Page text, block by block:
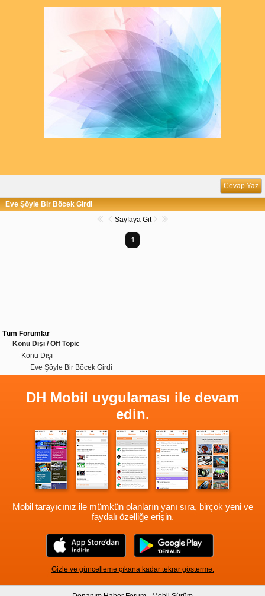
Cevap Yaz
Eve Şöyle Bir Böcek Girdi
Sayfaya Git
1
Tüm Forumlar
Konu Dışı / Off Topic
Konu Dışı
Eve Şöyle Bir Böcek Girdi
DH Mobil uygulaması ile devam
edin.
Mobil tarayıcınız ile mümkün olanların yanı sıra, birçok yeni ve
faydalı özelliğe erişin.
Gizle ve güncelleme çıkana kadar tekrar gösterme.